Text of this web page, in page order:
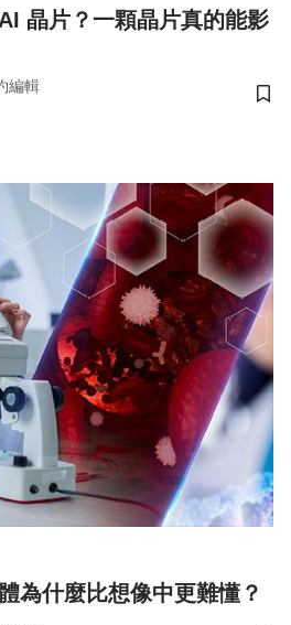
晶片？一顆晶片真的能影
編輯
儲
基因還不夠 人體為什麼比想像中更難懂？